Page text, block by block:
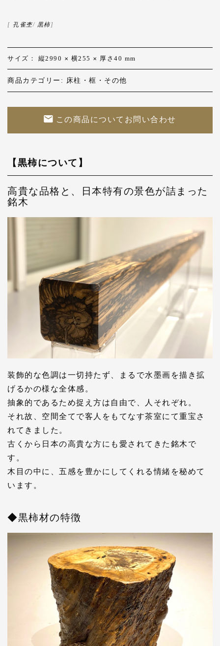
[ 孔雀杢/ 黒柿 ]
サイズ： 縦2990 ✕ 横255 ✕ 厚さ40 mm
商品カテゴリー: 床柱・框・その他
この商品についてお問い合わせ
【黒柿について】
高貴な品格と、日本特有の景色が詰まった
銘木
装飾的な色調は一切持たず、まるで水墨画を描き拡
げるかの様な全体感。
抽象的であるため捉え方は自由で、人それぞれ。
それ故、空間全てで客人をもてなす茶室にて重宝さ
れてきました。
古くから日本の高貴な方にも愛されてきた銘木で
す。
木目の中に、五感を豊かにしてくれる情緒を秘めて
います。
◆黒柿材の特徴